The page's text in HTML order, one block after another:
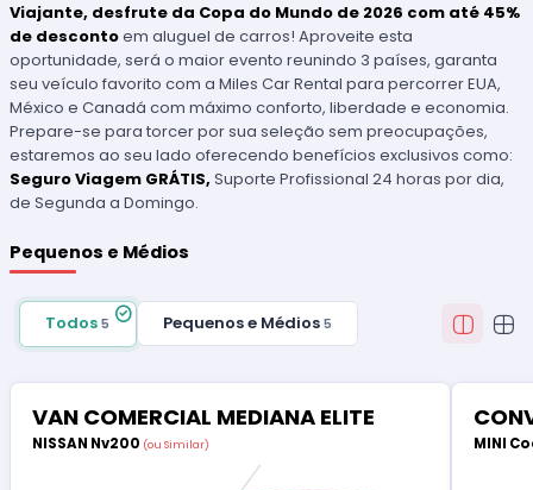
Viajante, desfrute da Copa do Mundo de 2026 com até 45%
de descontoem aluguel de carros! Aproveite esta
oportunidade, será o maior evento reunindo 3 países, garanta
seu veículo favorito com a Miles Car Rental para percorrer EUA,
México e Canadá com máximo conforto, liberdade e economia.
Prepare-se para torcer por sua seleção sem preocupações,
estaremos ao seu lado oferecendo benefícios exclusivos como:
Seguro Viagem GRÁTIS, Suporte Profissional 24 horas por dia,
de Segunda a Domingo.
Pequenos e Médios
Todos5 Pequenos e Médios 5
VAN COMERCIAL MEDIANA ELITE
NISSAN Nv200 (ou Similar) MINI